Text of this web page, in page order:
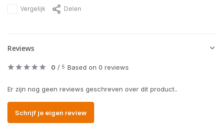
Vergelijk Delen
Reviews
0 / 5 Based on 0 reviews
Er zijn nog geen reviews geschreven over dit product..
Schrijf je eigen review